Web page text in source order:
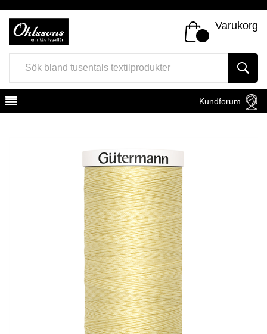
Varukorg
Kundforum
Sign In